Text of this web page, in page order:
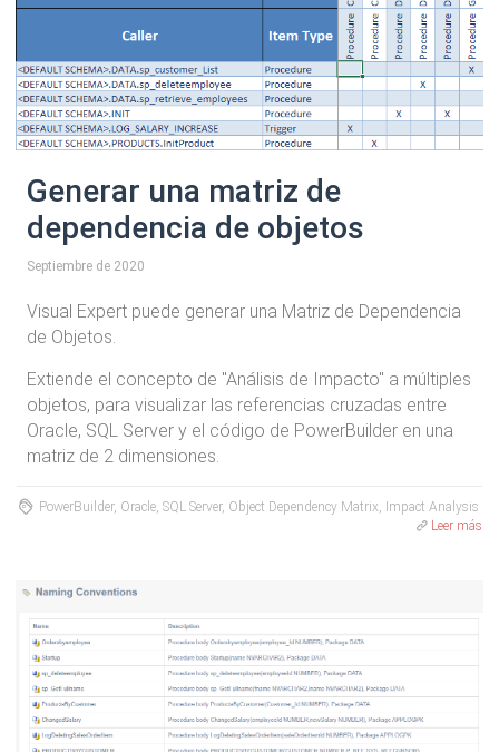
Generar una matriz de
dependencia de objetos
Septiembre de 2020
Visual Expert puede generar una Matriz de Dependencia
de Objetos.
Extiende el concepto de "Análisis de Impacto" a múltiples
objetos, para visualizar las referencias cruzadas entre
Oracle, SQL Server y el código de PowerBuilder en una
matriz de 2 dimensiones.
PowerBuilder, Oracle, SQL Server, Object Dependency Matrix, Impact Analysis
Leer más